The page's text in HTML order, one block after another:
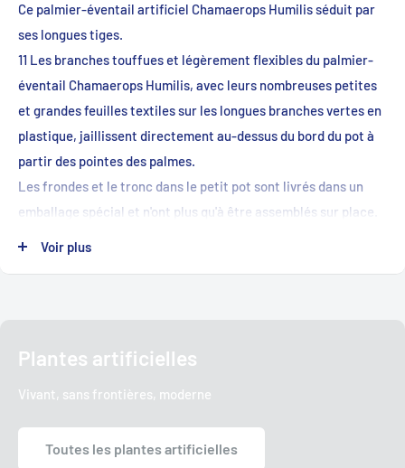
Ce palmier-éventail artificiel Chamaerops Humilis séduit par
ses longues tiges.
11 Les branches touffues et légèrement flexibles du palmier-
éventail Chamaerops Humilis, avec leurs nombreuses petites
et grandes feuilles textiles sur les longues branches vertes en
plastique, jaillissent directement au-dessus du bord du pot à
partir des pointes des palmes.
Les frondes et le tronc dans le petit pot sont livrés dans un
emballage spécial et n'ont plus qu'à être assemblés sur place.
Feuilles : 11 frondes
Matière : plastique
Voir plus
Plantes artificielles
Vivant, sans frontières, moderne
Toutes les plantes artificielles